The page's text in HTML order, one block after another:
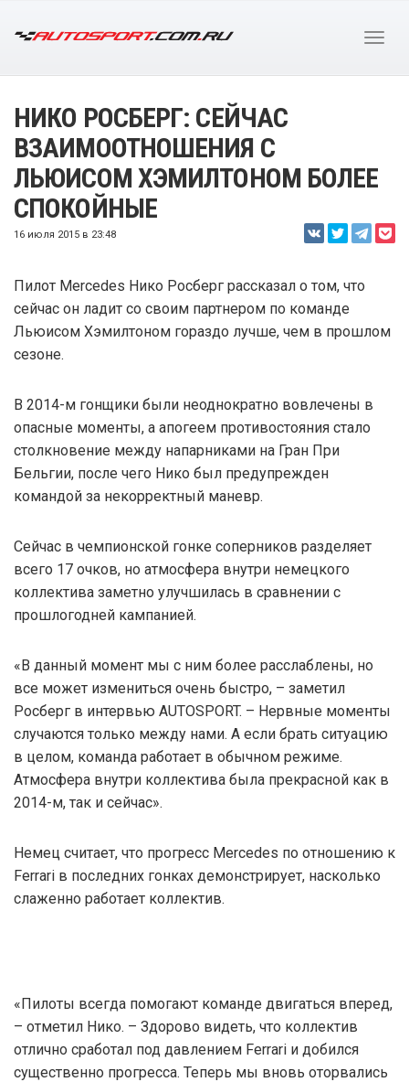
НИКО РОСБЕРГ: СЕЙЧАС
ВЗАИМООТНОШЕНИЯ С
ЛЬЮИСОМ ХЭМИЛТОНОМ БОЛЕЕ
СПОКОЙНЫЕ
16 июля 2015 в 23:48
Пилот Mercedes Нико Росберг рассказал о том, что
сейчас он ладит со своим партнером по команде
Льюисом Хэмилтоном гораздо лучше, чем в прошлом
сезоне.
В 2014-м гонщики были неоднократно вовлечены в
опасные моменты, а апогеем противостояния стало
столкновение между напарниками на Гран При
Бельгии, после чего Нико был предупрежден
командой за некорректный маневр.
Сейчас в чемпионской гонке соперников разделяет
всего 17 очков, но атмосфера внутри немецкого
коллектива заметно улучшилась в сравнении с
прошлогодней кампанией.
«В данный момент мы с ним более расслаблены, но
все может измениться очень быстро, – заметил
Росберг в интервью AUTOSPORT. – Нервные моменты
случаются только между нами. А если брать ситуацию
в целом, команда работает в обычном режиме.
Атмосфера внутри коллектива была прекрасной как в
2014-м, так и сейчас».
Немец считает, что прогресс Mercedes по отношению к
Ferrari в последних гонках демонстрирует, насколько
слаженно работает коллектив.
«Пилоты всегда помогают команде двигаться вперед,
– отметил Нико. – Здорово видеть, что коллектив
отлично сработал под давлением Ferrari и добился
существенно прогресса. Теперь мы вновь оторвались